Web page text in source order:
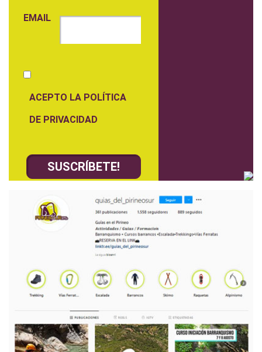
EMAIL
ACEPTO LA POLÍTICA
DE PRIVACIDAD